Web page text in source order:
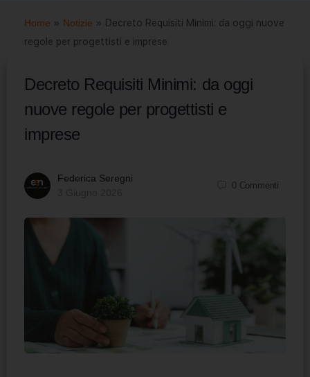
Home » Notizie » Decreto Requisiti Minimi: da oggi nuove
regole per progettisti e imprese
Decreto Requisiti Minimi: da oggi
nuove regole per progettisti e
imprese
Federica Seregni
0 Commenti